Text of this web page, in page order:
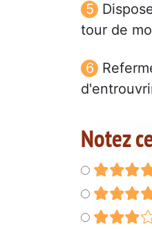
tour de
Notez